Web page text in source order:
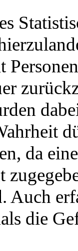
da
Auch
die